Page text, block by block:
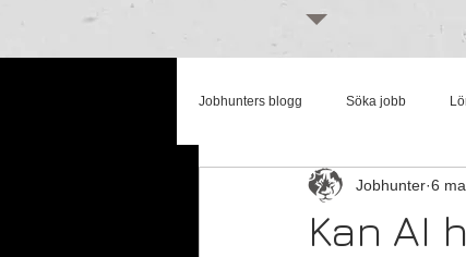
Jobhunters blogg Söka jobb
Arbetsmarknadsmåndag
Kan AI
Jobhunter 6